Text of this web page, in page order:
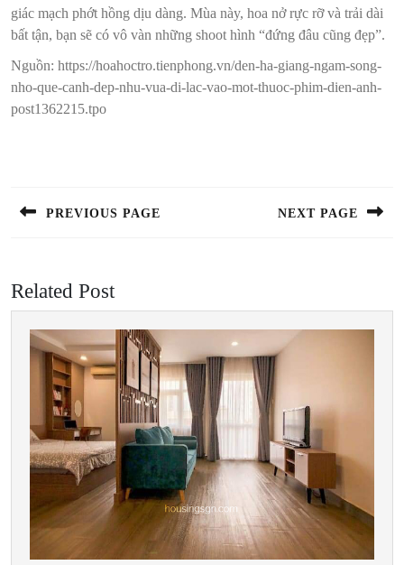
giác mạch phớt hồng dịu dàng. Mùa này, hoa nở rực rỡ và trải dài
bất tận, bạn sẽ có vô vàn những shoot hình “đứng đâu cũng đẹp”.
Nguồn: https://hoahoctro.tienphong.vn/den-ha-giang-ngam-song-
nho-que-canh-dep-nhu-vua-di-lac-vao-mot-thuoc-phim-dien-anh-
post1362215.tpo
bài
PREVIOUS PAGE NEXT PAGE
Related Post